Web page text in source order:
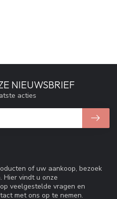
of uw aankoop, bezoek
Hier vindt u onze
veelgestelde vragen en
met ons op te nemen.
NIEUWSBRIEF
acties